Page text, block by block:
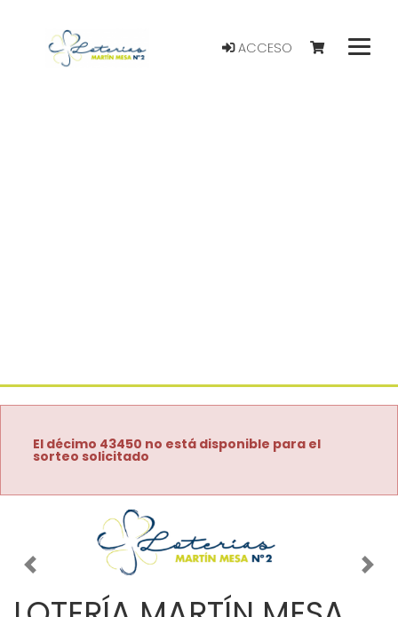
ACCESO
El décimo 43450 no está disponible para el
sorteo solicitado
Imagen anterior